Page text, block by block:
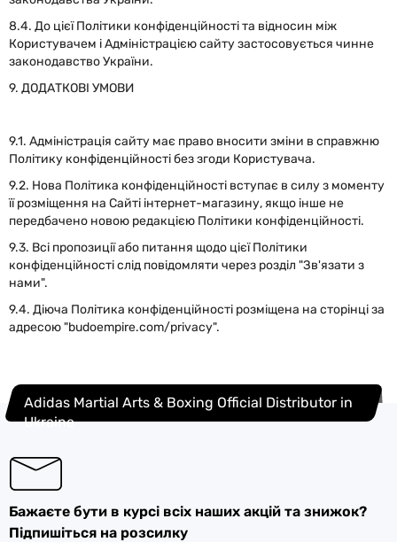
8.4. До цієї Політики конфіденційності та відносин між
Користувачем і Адміністрацією сайту застосовується чинне
законодавство України.
9. ДОДАТКОВІ УМОВИ
9.1. Адміністрація сайту має право вносити зміни в справжню
Політику конфіденційності без згоди Користувача.
9.2. Нова Політика конфіденційності вступає в силу з моменту
її розміщення на Сайті інтернет-магазину, якщо інше не
передбачено новою редакцією Політики конфіденційності.
9.3. Всі пропозиції або питання щодо цієї Політики
конфіденційності слід повідомляти через розділ "Зв'язати з
нами".
9.4. Діюча Політика конфіденційності розміщена на сторінці за
адресою "budoempire.com/privacy".
Adidas Martial Arts & Boxing Official Distributor in
Ukraine
Бажаєте бути в курсі всіх наших акцій та знижок?
Підпишіться на розсилку